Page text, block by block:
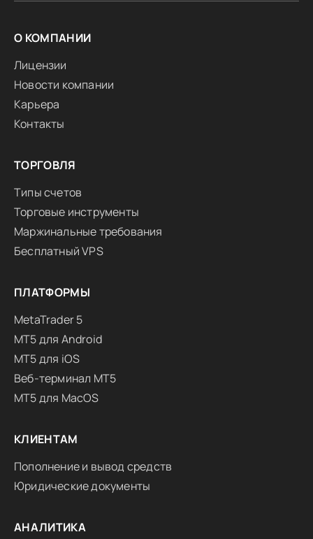
О КОМПАНИИ
Лицензии
Новости компании
Карьера
Контакты
ТОРГОВЛЯ
Типы счетов
Торговые инструменты
Маржинальные требования
Бесплатный VPS
ПЛАТФОРМЫ
MetaTrader 5
MT5 для Android
MT5 для iOS
Веб-терминал MT5
MT5 для MacOS
КЛИЕНТАМ
Пополнение и вывод средств
Юридические документы
АНАЛИТИКА